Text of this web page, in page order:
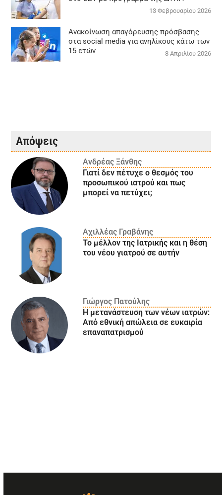
13 Φεβρουαρίου 2026
Ανακοίνωση απαγόρευσης πρόσβασης
στα social media για ανηλίκους κάτω των
15 ετών
8 Απριλίου 2026
Απόψεις
Ανδρέας Ξάνθης
Γιατί δεν πέτυχε ο θεσμός του
προσωπικού ιατρού και πως
μπορεί να πετύχει;
Αχιλλέας Γραβάνης
Το μέλλον της Ιατρικής και η θέση
του νέου γιατρού σε αυτήν
Γιώργος Πατούλης
Η μετανάστευση των νέων ιατρών:
Aπό εθνική απώλεια σε ευκαιρία
επαναπατρισμού